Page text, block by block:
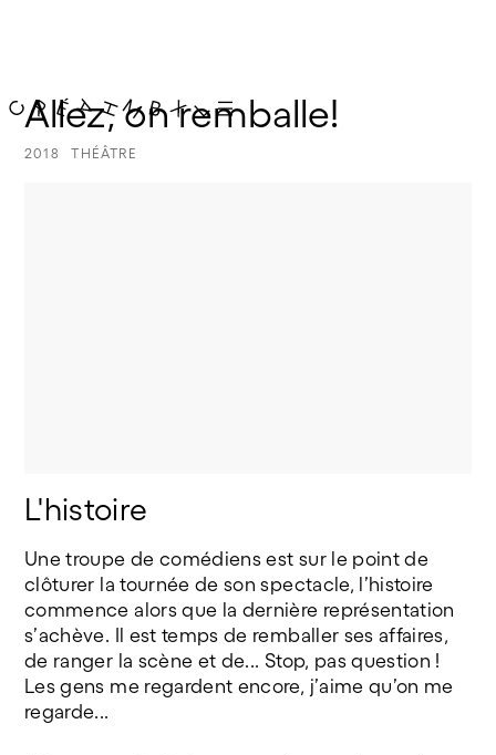
Allez, on remballe!
2018 THÉÂTRE
L'histoire
Une troupe de comédiens est sur le point de
clôturer la tournée de son spectacle, l’histoire
commence alors que la dernière représentation
s’achève. Il est temps de remballer ses affaires,
de ranger la scène et de... Stop, pas question !
Les gens me regardent encore, j’aime qu’on me
regarde...